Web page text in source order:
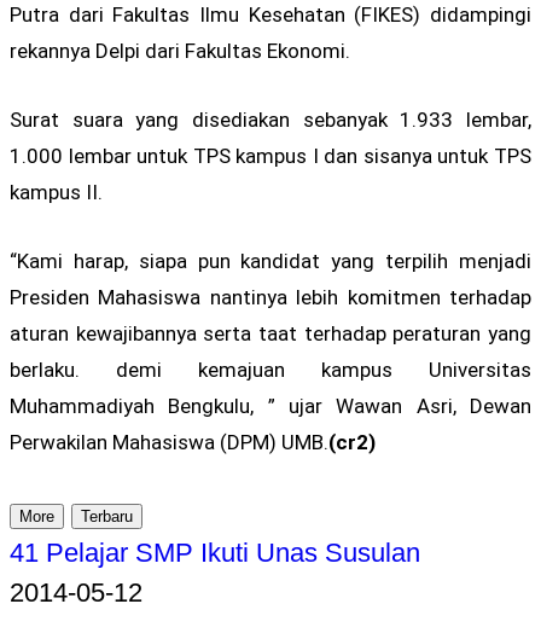
Putra dari Fakultas Ilmu Kesehatan (FIKES) didampingi
rekannya Delpi dari Fakultas Ekonomi.
Surat suara yang disediakan sebanyak 1.933 lembar,
1.000 lembar untuk TPS kampus I dan sisanya untuk TPS
kampus II.
“Kami harap, siapa pun kandidat yang terpilih menjadi
Presiden Mahasiswa nantinya lebih komitmen terhadap
aturan kewajibannya serta taat terhadap peraturan yang
berlaku. demi kemajuan kampus Universitas
Muhammadiyah Bengkulu, ” ujar Wawan Asri, Dewan
Perwakilan Mahasiswa (DPM) UMB.(cr2)
More Terbaru
41 Pelajar SMP Ikuti Unas Susulan
2014-05-12